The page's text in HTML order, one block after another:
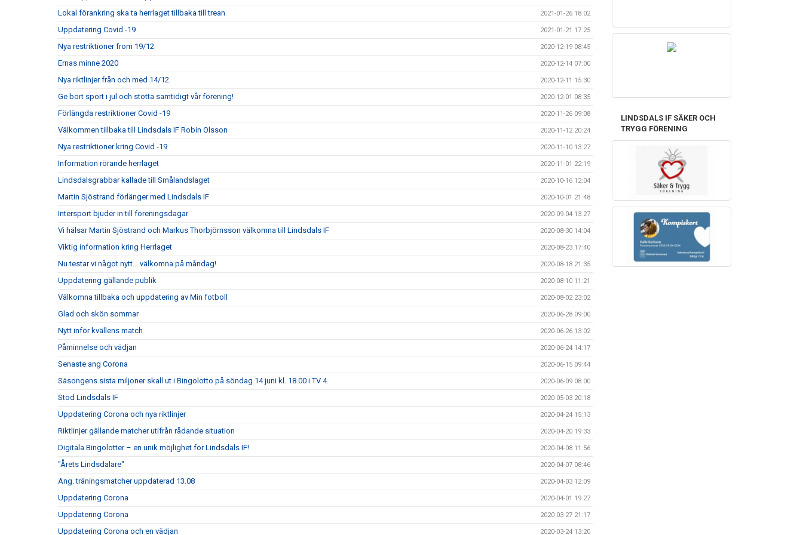
Lokal förankring ska ta herrlaget tillbaka till trean 2021-01-26 18:02
Uppdatering Covid -19 2021-01-21 17:25
Nya restriktioner from 19/12 2020-12-19 08:45
Ernas minne 2020 2020-12-14 07:00
Nya riktlinjer från och med 14/12 2020-12-11 15:30
Ge bort sport i jul och stötta samtidigt vår förening! 2020-12-01 08:35
Förlängda restriktioner Covid -19 2020-11-26 09:08
Välkommen tillbaka till Lindsdals IF Robin Olsson 2020-11-12 20:24
Nya restriktioner kring Covid -19 2020-11-10 13:27
Information rörande herrlaget 2020-11-01 22:19
Lindsdalsgrabbar kallade till Smålandslaget 2020-10-16 12:04
Martin Sjöstrand förlänger med Lindsdals IF 2020-10-01 21:48
Intersport bjuder in till föreningsdagar 2020-09-04 13:27
Vi hälsar Martin Sjöstrand och Markus Thorbjörnsson välkomna till Lindsdals IF 2020-08-30 14:04
Viktig information kring Herrlaget 2020-08-23 17:40
Nu testar vi något nytt... välkomna på måndag! 2020-08-18 21:35
Uppdatering gällande publik 2020-08-10 11:21
Välkomna tillbaka och uppdatering av Min fotboll 2020-08-02 23:02
Glad och skön sommar 2020-06-28 09:00
Nytt inför kvällens match 2020-06-26 13:02
Påminnelse och vädjan 2020-06-24 14:17
Senaste ang Corona 2020-06-15 09:44
Säsongens sista miljoner skall ut i Bingolotto på söndag 14 juni kl. 18.00 i TV 4. 2020-06-09 08:00
Stöd Lindsdals IF 2020-05-03 20:18
Uppdatering Corona och nya riktlinjer 2020-04-24 15:13
Riktlinjer gällande matcher utifrån rådande situation 2020-04-20 19:33
Digitala Bingolotter – en unik möjlighet för Lindsdals IF! 2020-04-08 11:56
"Årets Lindsdalare" 2020-04-07 08:46
Ang. träningsmatcher uppdaterad 13.08 2020-04-03 12:09
Uppdatering Corona 2020-04-01 19:27
Uppdatering Corona 2020-03-27 21:17
Uppdatering Corona och en vädjan 2020-03-24 13:20
LINDSDALS IF SÄKER OCH
TRYGG FÖRENING